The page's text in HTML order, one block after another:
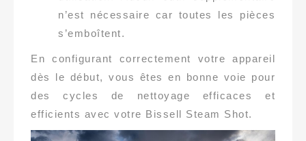
n’est nécessaire car toutes les pièces
s’emboîtent.
En configurant correctement votre appareil
dès le début, vous êtes en bonne voie pour
des cycles de nettoyage efficaces et
efficients avec votre Bissell Steam Shot.